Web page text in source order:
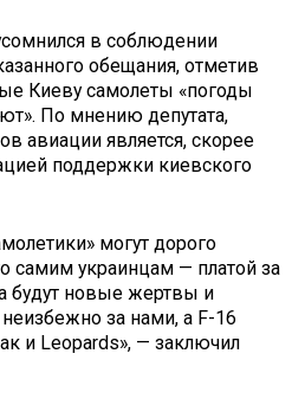
в соблюдении
обещания, отметив
Киеву самолеты «погоды
По мнению депутата,
авиации является, скорее
поддержки киевского
могут дорого
самим украинцам — платой за
будут новые жертвы и
за нами, а F-16
и Leopards», — заключил